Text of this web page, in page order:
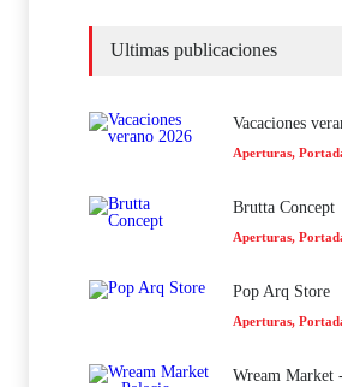
Ultimas publicaciones
Vacaciones
Aperturas,
Brutta Concept
Aperturas,
Pop Arq Store
Aperturas,
Wream Market